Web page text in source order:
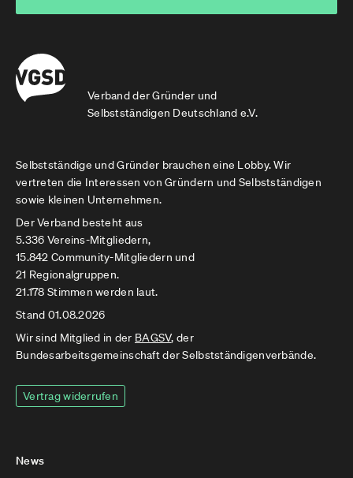
Verband der Gründer und
Selbstständigen Deutschland e.V.
Selbstständige und Gründer brauchen eine Lobby. Wir
vertreten die Interessen von Gründern und Selbstständigen
sowie kleinen Unternehmen.
Der Verband besteht aus
5.336 Vereins-Mitgliedern,
15.842 Community-Mitgliedern und
21 Regionalgruppen.
21.178 Stimmen werden laut.
Stand 01.08.2026
Wir sind Mitglied in der BAGSV, der
Bundesarbeitsgemeinschaft der Selbstständigenverbände.
Vertrag widerrufen
News